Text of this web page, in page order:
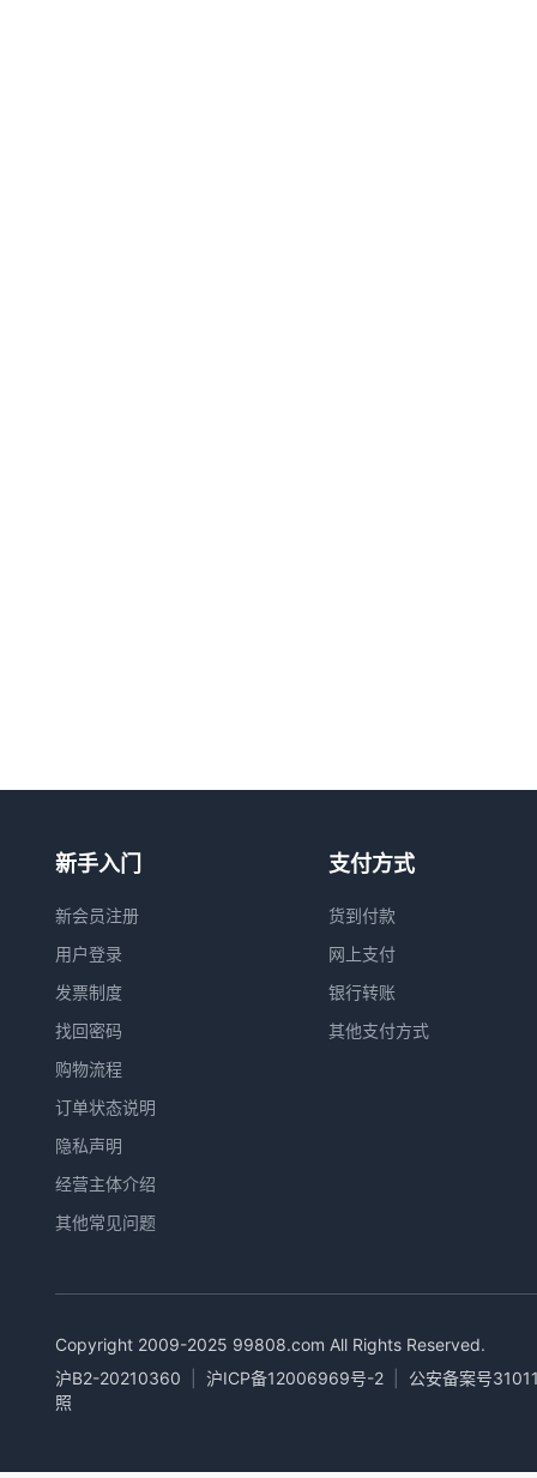
新手入门
新会员注册
用户登录
发票制度
找回密码
购物流程
订单状态说明
隐私声明
经营主体介绍
其他常见问题
支付方式
货到付款
网上支付
银行转账
其他支付方式
Copyright 2009-2025 99808.com All Rights Reserved.
沪B2-20210360
沪ICP备12006969号-2
公安备案号
照